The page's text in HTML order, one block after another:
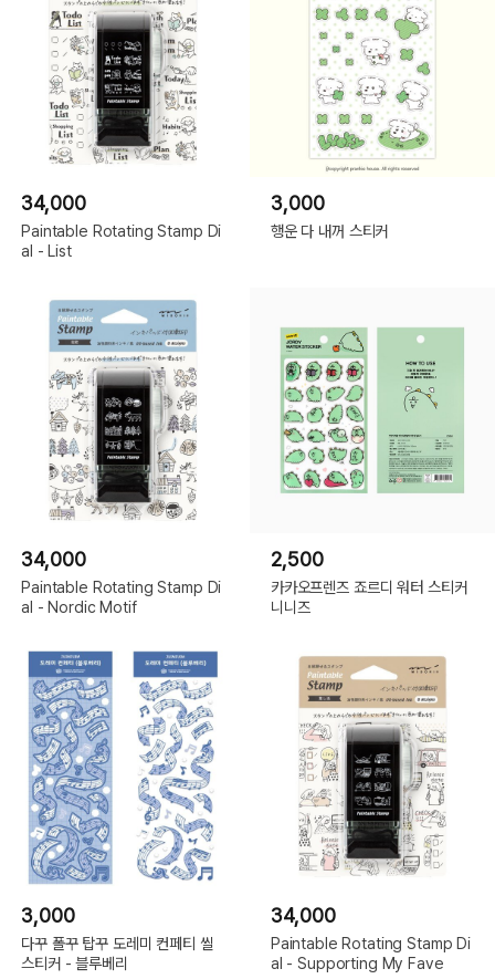
34,000
Paintable Rotating Stamp Di
al - List
3,000
행운 다 내꺼 스티커
34,000
Paintable Rotating Stamp Di
al - Nordic Motif
2,500
카카오프렌즈 죠르디 워터 스티커
니니즈
3,000
다꾸 폴꾸 탑꾸 도레미 컨페티 씰
스티커 - 블루베리
34,000
Paintable Rotating Stamp Di
al - Supporting My Fave